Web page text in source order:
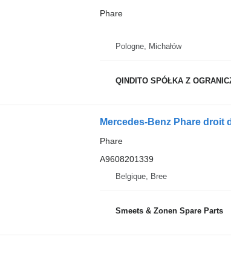
Phare
Pologne, Michałów
QINDITO SPÓŁKA Z
Mercedes-Benz Phare droit
Phare
A9608201339
Belgique, Bree
Smeets & Zonen Spare Parts